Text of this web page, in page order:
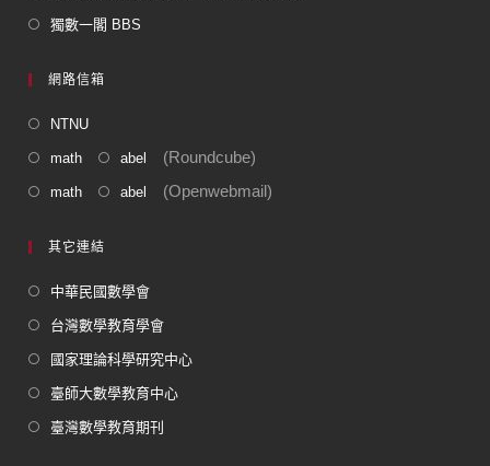
獨數一閣 BBS
網路信箱
NTNU
math abel (Roundcube)
math abel (Openwebmail)
其它連結
中華民國數學會
台灣數學教育學會
國家理論科學研究中心
臺師大數學教育中心
臺灣數學教育期刊